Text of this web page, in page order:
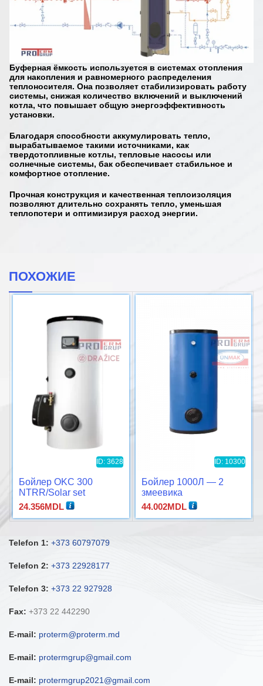
Буферная ёмкость используется в системах отопления
для накопления и равномерного распределения
теплоносителя. Она позволяет стабилизировать работу
системы, снижая количество включений и выключений
котла, что повышает общую энергоэффективность
установки.
Благодаря способности аккумулировать тепло,
вырабатываемое такими источниками, как
твердотопливные котлы, тепловые насосы или
солнечные системы, бак обеспечивает стабильное и
комфортное отопление.
Прочная конструкция и качественная теплоизоляция
позволяют длительно сохранять тепло, уменьшая
теплопотери и оптимизируя расход энергии.
ПОХОЖИЕ
ID: 3628
Бойлер OKC 300
NTRR/Solar set
24.356MDL
ID: 10300
Бойлер 1000Л — 2
змеевика
44.002MDL
Telefon 1: +373 60797079
Telefon 2: +373 22928177
Telefon 3: +373 22 927928
Fax: +373 22 442290
E-mail: proterm@proterm.md
E-mail: protermgrup@gmail.com
E-mail: protermgrup2021@gmail.com